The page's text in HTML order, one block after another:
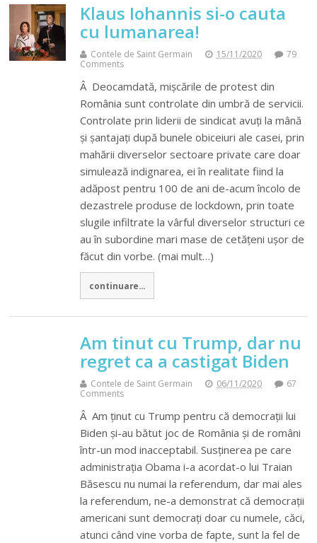
Klaus Iohannis si-o cauta
cu lumanarea!
Contele de Saint Germain 15/11/2020
79
Comments
Â Deocamdată, mișcările de protest din
România sunt controlate din umbră de servicii.
Controlate prin liderii de sindicat avuți la mână
și șantajați după bunele obiceiuri ale casei, prin
mahării diverselor sectoare private care doar
simulează indignarea, ei în realitate fiind la
adăpost pentru 100 de ani de-acum încolo de
dezastrele produse de lockdown, prin toate
slugile infiltrate la vârful diverselor structuri ce
au în subordine mari mase de cetățeni ușor de
făcut din vorbe. (mai mult…)
continuare...
Am tinut cu Trump, dar nu
regret ca a castigat Biden
Contele de Saint Germain 06/11/2020
67
Comments
Â Am ținut cu Trump pentru că democrații lui
Biden și-au bătut joc de România și de români
într-un mod inacceptabil. Susținerea pe care
administrația Obama i-a acordat-o lui Traian
Băsescu nu numai la referendum, dar mai ales
la referendum, ne-a demonstrat că democrații
americani sunt democrați doar cu numele, căci,
atunci când vine vorba de fapte, sunt la fel de